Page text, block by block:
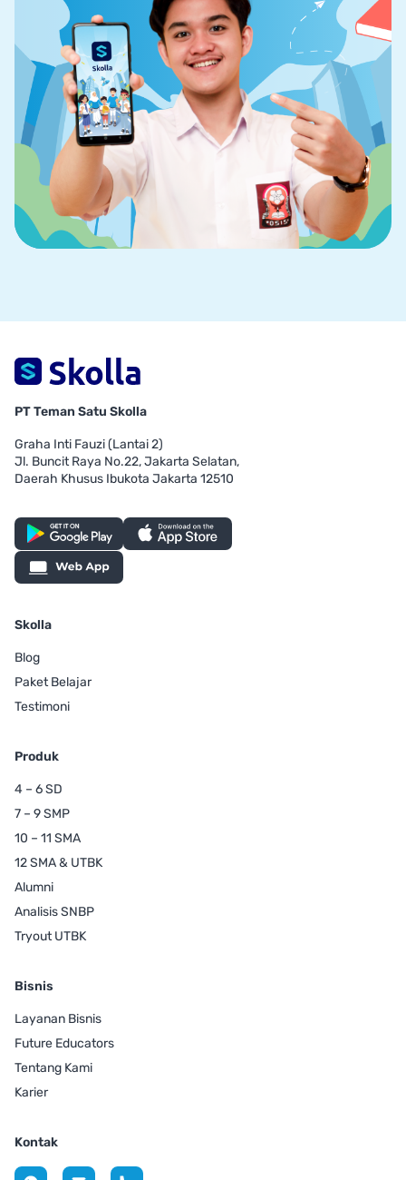
PT Teman Satu Skolla
Graha Inti Fauzi (Lantai 2)
Jl. Buncit Raya No.22, Jakarta Selatan,
Daerah Khusus Ibukota Jakarta 12510
Skolla
Blog
Paket Belajar
Testimoni
Produk
4 – 6 SD
7 – 9 SMP
10 – 11 SMA
12 SMA & UTBK
Alumni
Analisis SNBP
Tryout UTBK
Bisnis
Layanan Bisnis
Future Educators
Tentang Kami
Karier
Kontak